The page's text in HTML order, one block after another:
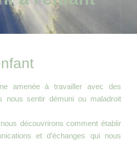
amenée à travailler avec des
nous sentir démuni ou maladroit
découvrirons comment établir
et d’échanges qui nous